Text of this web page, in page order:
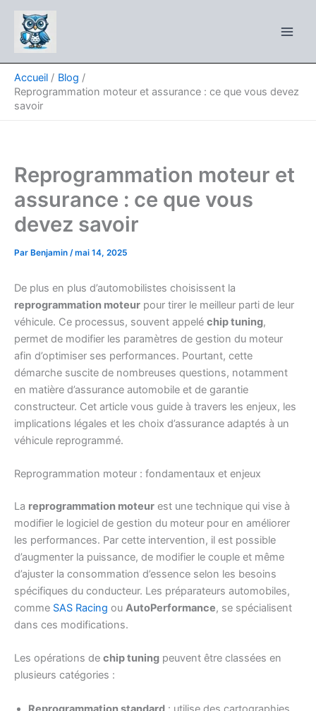
contenu
Accueil
Blog
Reprogrammation moteur et assurance : ce que vous devez
savoir
Reprogrammation moteur et
assurance : ce que vous
devez savoir
Par Benjamin /mai 14, 2025
De plus en plus d’automobilistes choisissent la
reprogrammation moteur pour tirer le meilleur parti de leur
véhicule. Ce processus, souvent appelé chip tuning,
permet de modifier les paramètres de gestion du moteur
afin d’optimiser ses performances. Pourtant, cette
démarche suscite de nombreuses questions, notamment
en matière d’assurance automobile et de garantie
constructeur. Cet article vous guide à travers les enjeux, les
implications légales et les choix d’assurance adaptés à un
véhicule reprogrammé.
Reprogrammation moteur : fondamentaux et enjeux
La reprogrammation moteur est une technique qui vise à
modifier le logiciel de gestion du moteur pour en améliorer
les performances. Par cette intervention, il est possible
d’augmenter la puissance, de modifier le couple et même
d’ajuster la consommation d’essence selon les besoins
spécifiques du conducteur. Les préparateurs automobiles,
comme SAS Racing ou AutoPerformance, se spécialisent
dans ces modifications.
Les opérations de chip tuning peuvent être classées en
plusieurs catégories :